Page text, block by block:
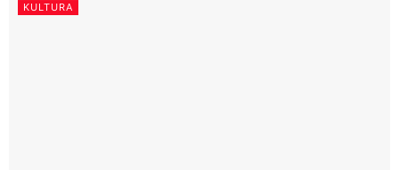
KULTURA